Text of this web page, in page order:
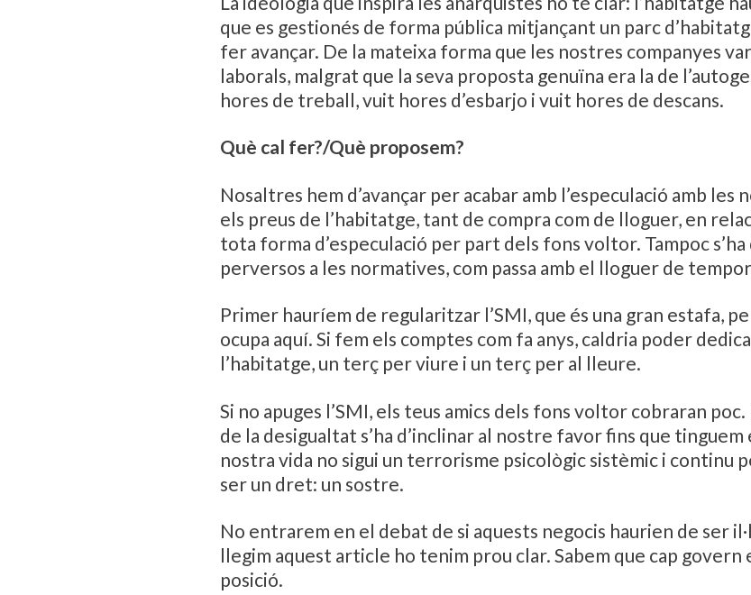
que es gestionés de forma pública mitjançant un parc
fer avançar. De la mateixa forma que les nostres companyes
laborals, malgrat que la seva proposta genuïna era la de
hores de treball, vuit hores d’esbarjo i vuit hores de descans.
Què cal fer?/Què proposem?
Nosaltres hem d’avançar per acabar amb l’especulació amb
els preus de l’habitatge, tant de compra com de lloguer, en
tota forma d’especulació per part dels fons voltor. Tampoc
perversos a les normatives, com passa amb el lloguer de
Primer hauríem de regularitzar l’SMI, que és una gran estafa,
ocupa aquí. Si fem els comptes com fa anys, caldria poder
l’habitatge, un terç per viure i un terç per al lleure.
Si no apuges l’SMI, els teus amics dels fons voltor cobraran poc.
de la desigualtat s’ha d’inclinar al nostre favor fins que
nostra vida no sigui un terrorisme psicològic sistèmic i continu
ser un dret: un sostre.
No entrarem en el debat de si aquests negocis haurien de ser
llegim aquest article ho tenim prou clar. Sabem que cap govern
posició.